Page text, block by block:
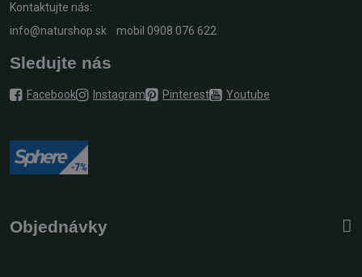
Kontaktujte nás:
info@naturshop.sk mobil 0908 076 622
Sledujte nás
Facebook Instagram Pinterest Youtube
Objednávky